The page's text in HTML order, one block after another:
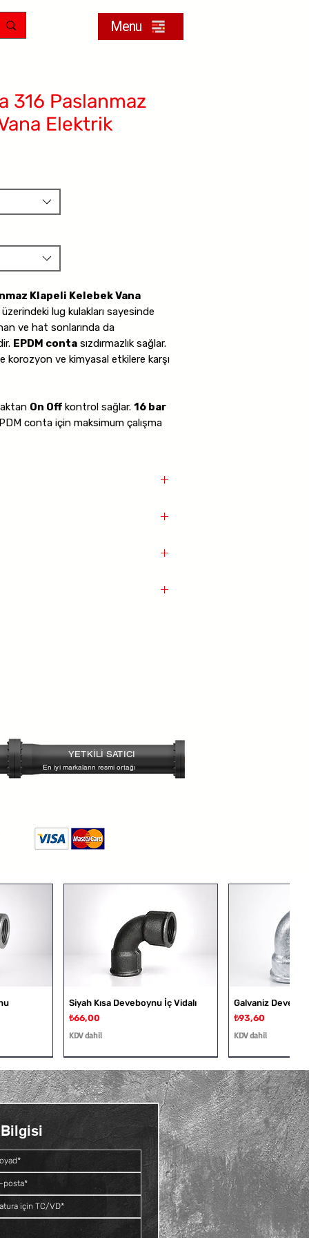
Menu
316 Paslanmaz
Elektrik
Klapeli Kelebek Vana
lug kulakları sayesinde
ve hat sonlarında da
EPDM contasızdırmazlık sağlar.
korozyon ve kimyasal etkilere karşı
On Offkontrol sağlar. 16 bar
conta için maksimum çalışma
YETKİLİ SATICI
En iyi markaların resmi ortağı
Siyah Kısa Deveboynu İç Vidalı
Fiyat
₺66,00
KDV dahil
Galvaniz
Fiyat
₺93,60
KDV dahil
Galvaniz Deveboynu İç ve Dış
KDV dahil
Siyah Kruva
Fiyat
₺109,20
KDV dahil